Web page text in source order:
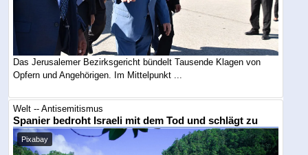
Das Jerusalemer Bezirksgericht bündelt Tausende Klagen von
Opfern und Angehörigen. Im Mittelpunkt ...
Welt -- Antisemitismus
Spanier bedroht Israeli mit dem Tod und schlägt zu
Pixabay